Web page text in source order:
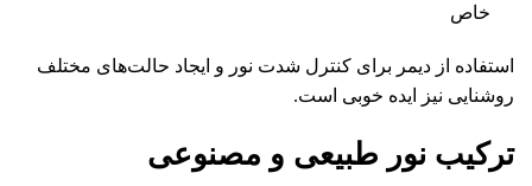
خاص
استفاده از دیمر برای کنترل شدت نور و ایجاد حالت‌های مختلف
روشنایی نیز ایده خوبی است.
ترکیب نور طبیعی و مصنوعی